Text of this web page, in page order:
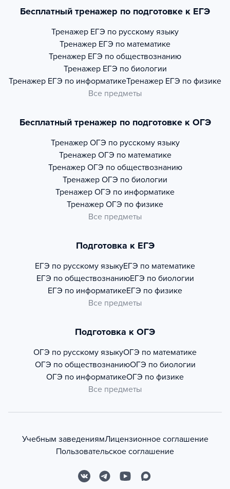
Бесплатный тренажер по подготовке к ЕГЭ
Тренажер ЕГЭ по русскому языку
Тренажер ЕГЭ по математике
Тренажер ЕГЭ по обществознанию
Тренажер ЕГЭ по биологии
Тренажер ЕГЭ по информатикеТренажер ЕГЭ по физике
Все предметы
Бесплатный тренажер по подготовке к ОГЭ
Тренажер ОГЭ по русскому языку
Тренажер ОГЭ по математике
Тренажер ОГЭ по обществознанию
Тренажер ОГЭ по биологии
Тренажер ОГЭ по информатике
Тренажер ОГЭ по физике
Все предметы
Подготовка к ЕГЭ
ЕГЭ по русскому языкуЕГЭ по математике
ЕГЭ по обществознаниюЕГЭ по биологии
ЕГЭ по информатикеЕГЭ по физике
Все предметы
Подготовка к ОГЭ
ОГЭ по русскому языкуОГЭ по математике
ОГЭ по обществознаниюОГЭ по биологии
ОГЭ по информатикеОГЭ по физике
Все предметы
Учебным заведениямЛицензионное соглашение
Пользовательское соглашение